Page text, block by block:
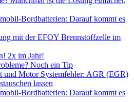
Bordbatterien: Darauf kommt es
mit der EFOY Brennstoffzelle im
2x im Jahr!
Noch ein Tip
und Motor Systemfehler: AGR (EGR)
lassen
Bordbatterien: Darauf kommt es